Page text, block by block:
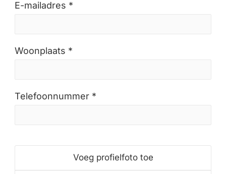
E-mailadres *
Woonplaats *
Telefoonnummer *
Voeg profielfoto toe